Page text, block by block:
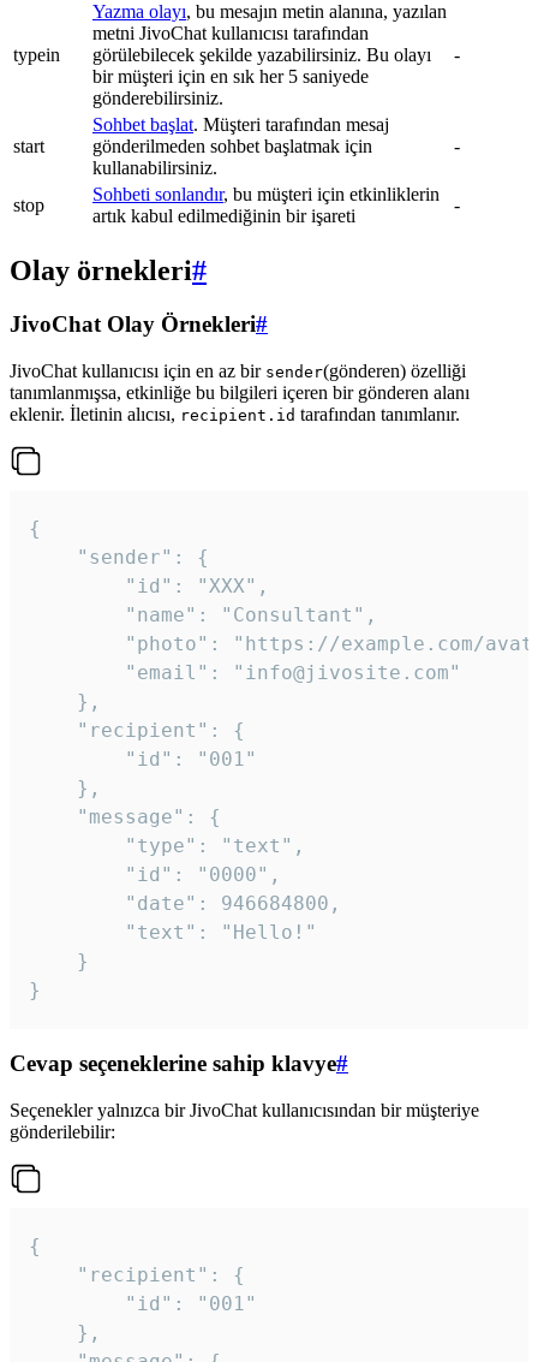
typein
Yazma olayı, bu mesajın metin alanına, yazılan
metni JivoChat kullanıcısı tarafından
görülebilecek şekilde yazabilirsiniz. Bu olayı
bir müşteri için en sık her 5 saniyede
gönderebilirsiniz.
-
start
Sohbet başlat. Müşteri tarafından mesaj
gönderilmeden sohbet başlatmak için
kullanabilirsiniz.
-
stop
Sohbeti sonlandır, bu müşteri için etkinliklerin
artık kabul edilmediğinin bir işareti
-
Olay örnekleri#
JivoChat Olay Örnekleri#
JivoChat kullanıcısı için en az bir sender(gönderen) özelliği
tanımlanmışsa, etkinliğe bu bilgileri içeren bir gönderen alanı
eklenir. İletinin alıcısı, recipient.id tarafından tanımlanır.
{
}
Cevap seçeneklerine sahip klavye#
Seçenekler yalnızca bir JivoChat kullanıcısından bir müşteriye
gönderilebilir:
{